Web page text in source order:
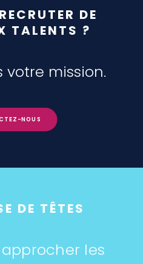
DE
TALENTS ?
votre mission.
NOUS
DE TÊTES
les